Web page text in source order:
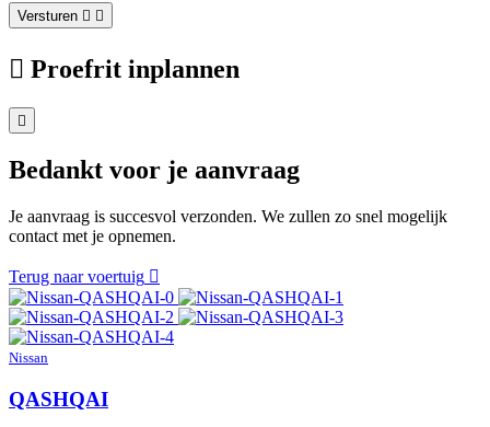
Versturen
Proefrit inplannen
Bedankt voor je aanvraag
Je aanvraag is succesvol verzonden. We zullen zo snel mogelijk
contact met je opnemen.
Terug naar voertuig
Nissan
QASHQAI